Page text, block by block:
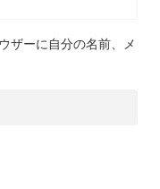
ザーに自分の名前、メ